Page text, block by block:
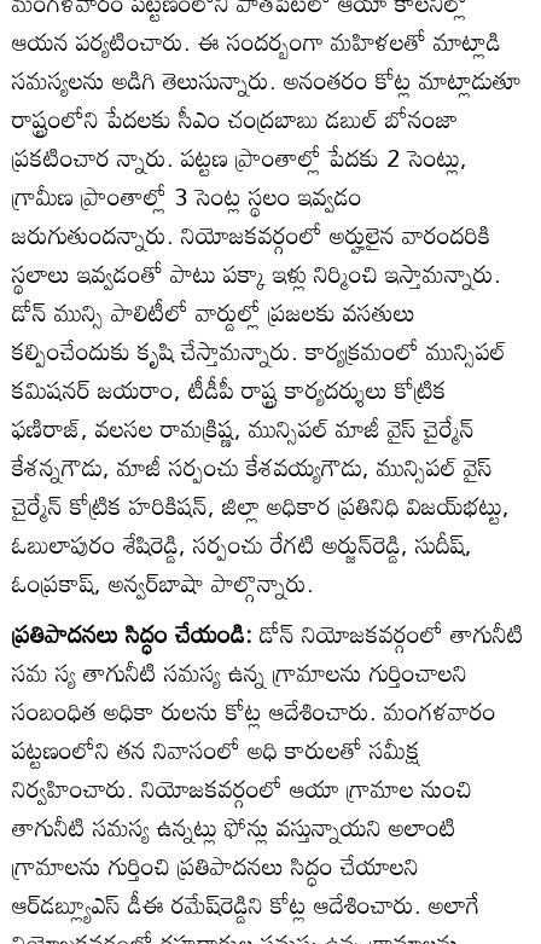
ఆయన పర్యటించారు. ఈ సందర్బంగా మహిళలతో మాట్లాడి
సమస్యలను అడిగి తెలుసున్నారు. అనంతరం కోట్ల మాట్లాడుతూ
రాష్ట్రంలోని పేదలకు సీఎం చంద్రబాబు డబుల్‌ బోనంజా
ప్రకటించార న్నారు. పట్టణ ప్రాంతాల్లో పేదకు 2 సెంట్లు,
గ్రామీణ ప్రాంతాల్లో 3 సెంట్ల స్థలం ఇవ్వడం
జరుగుతుందన్నారు. నియోజకవర్గంలో అర్హులైన వారందరికి
స్థలాలు ఇవ్వడంతో పాటు పక్కా ఇళ్లు నిర్మించి ఇస్తామన్నారు.
డోన్‌ మున్సి పాలిటీలో వార్డుల్లో ప్రజలకు వసతులు
కల్పించేందుకు కృషి చేస్తామన్నారు. కార్యక్రమంలో మున్సిపల్‌
కమిషనర్‌ జయరాం, టీడీపీ రాష్ట్ర కార్యదర్శులు కోట్రిక
ఫణిరాజ్‌, వలసల రామక్రిష్ణ, మున్సిపల్‌ మాజీ వైస్‌ చైర్మేన్‌
కేశన్నగౌడు, మాజీ సర్పంచు కేశవయ్యగౌడు, మున్సిపల్‌ వైస్‌
చైర్మేన్‌ కోట్రిక హరికిషన్‌, జిల్లా అధికార ప్రతినిధి విజయ్‌భట్టు,
ఓబులాపురం శేషిరెడ్డి, సర్పంచు రేగటి అర్జున్‌రెడ్డి, సుదీష్‌,
ఓంప్రకాష్‌, అన్వర్‌బాషా పాల్గొన్నారు.
ప్రతిపాదనలు సిద్ధం చేయండి:డోన్‌ నియోజకవర్గంలో తాగునీటి
సమ స్య తాగునీటి సమస్య ఉన్న గ్రామాలను గుర్తించాలని
సంబంధిత అధికా రులను కోట్ల ఆదేశించారు. మంగళవారం
పట్టణంలోని తన నివాసంలో అధి కారులతో సమీక్ష
నిర్వహించారు. నియోజకవర్గంలో ఆయా గ్రామాల నుంచి
తాగునీటి సమస్య ఉన్నట్లు ఫోన్లు వస్తున్నాయని అలాంటి
గ్రామాలను గుర్తించి ప్రతిపాదనలు సిద్ధం చేయాలని
ఆర్‌డబ్ల్యూఎస్‌ డీఈ రమేష్‌రెడ్డిని కోట్ల ఆదేశించారు. అలాగే